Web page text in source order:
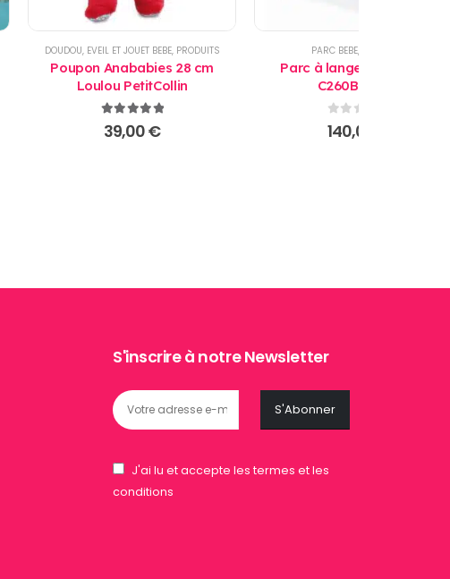
SECURITE BAIGNADE
DOUDOU, EVEIL ET JOUET BEBE, PRODUITS
Poupon Anababies 28 cm
Loulou PetitCollin
5.00sur 5
39,00€
PARC BEBE,
Parc à langer Lusso B111
C260B - Cam
0 sur 5
140,00
S'inscrire à notre Newsletter
J'ai lu et accepte les termes et les
conditions